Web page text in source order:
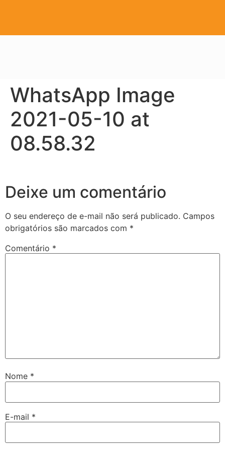
WhatsApp Image
2021-05-10 at
08.58.32
Deixe um comentário
O seu endereço de e-mail não será publicado. Campos
obrigatórios são marcados com *
Comentário *
Nome *
E-mail *